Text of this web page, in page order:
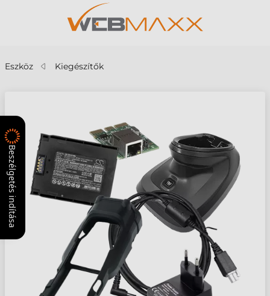
Eszköz Kiegészítők
Beszélgetés indítása